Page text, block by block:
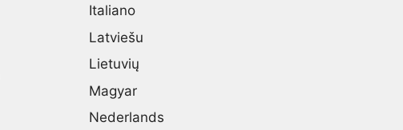
Italiano
Latviešu
Lietuvių
Magyar
Nederlands